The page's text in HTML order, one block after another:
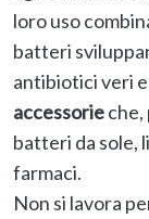
loro uso
batteri
antibiotici veri
accessorieche,
batteri da sole,
farmaci.
Non si lavora